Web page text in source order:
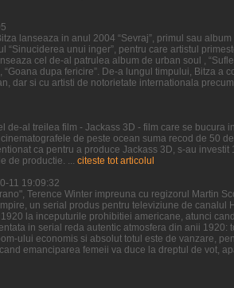
lanseaza in anul 2004 “Sevraj”, primul sau
unui inger”, pentru care artistul
cel de-al patrulea album de urban soul ,
dupa fericire”. De-a lungul timpului, Bitza a
dar si cu artisti de notorietate internationala
de-al treilea film - Jackass 3D - film care se bucura in
de peste ocean suma recod de 50 de
ca pentru a produce Jackass 3D, s-au investit
de productie. ... citeste tot articolul
11 19:09:32
Terence Winter impreuna cu regizorul Martin
un serial produs pentru televiziune de canalul
la inceputurile prohibitiei americane, atunci
in serial reda autentic atmosfera din anii 1920:
ului economis si absolut totul este de vanzare,
emanciparea femeii va duce la dreptul de vot,